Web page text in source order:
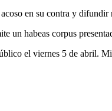
en su contra y
un habeas corpus
el viernes 5 de abril.